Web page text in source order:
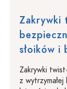
Zakrywki
słoików i
Zakrywki
z